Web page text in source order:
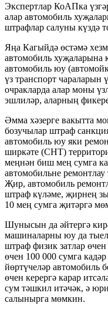
Экспертлар КоАПка
алар автомобиль
штрафлар салуны күздә
Яңа Кагыйдә өстәмә
автомобиль хуҗаларына
автомобиль юу
үз транспорт чараларын
очракларда алар моны
эшлиләр, аларның
Әмма хәзерге вакытта
бозучылар штраф
автомобиль юу яки
ширкәте (СНТ)
меңнән биш мең сумга
автомобильне
Җир, автомобиль
штраф күләме, җирнең
10 мең сумга җитәргә
Шунысын да әйтергә
машиналарны юу да
штраф физик затлар
өчен 100 000 сумга
йөртүчеләр автомобиль
өчен керергә карар
сум тәшкил итәчәк, ә
салынырга мөмкин.